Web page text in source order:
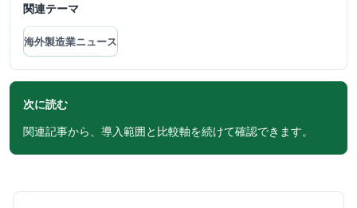
関連テーマ
海外製造業ニュース
次に読む
関連記事から、導入範囲と比較軸を続けて確認できます。